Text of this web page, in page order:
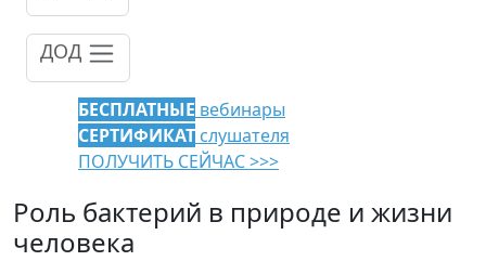
ДОД
БЕСПЛАТНЫЕ вебинары
СЕРТИФИКАТ слушателя
ПОЛУЧИТЬ СЕЙЧАС >>>
Роль бактерий в природе и жизни
человека